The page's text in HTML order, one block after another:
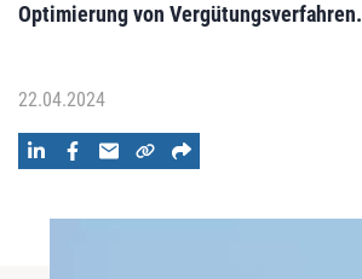
Optimierung von Vergütungsverfahren.
22.04.2024